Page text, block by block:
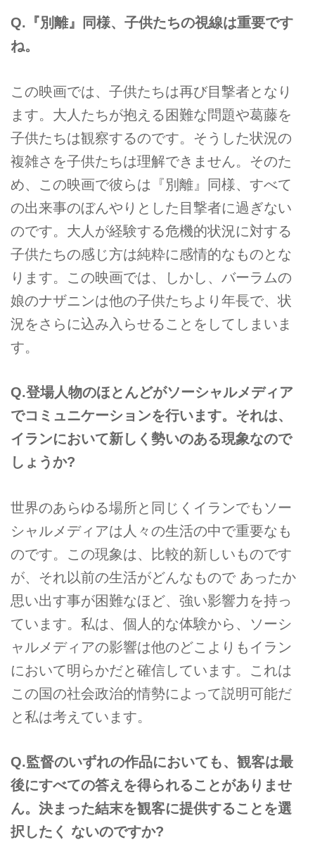
Q.『別離』同様、子供たちの視線は重要です
ね。
この映画では、子供たちは再び目撃者となり
ます。大人たちが抱える困難な問題や葛藤を
子供たちは観察するのです。そうした状況の
複雑さを子供たちは理解できません。そのた
め、この映画で彼らは『別離』同様、すべて
の出来事のぼんやりとした目撃者に過ぎない
のです。大人が経験する危機的状況に対する
子供たちの感じ方は純粋に感情的なものとな
ります。この映画では、しかし、バーラムの
娘のナザニンは他の子供たちより年長で、状
況をさらに込み入らせることをしてしまいま
す。
Q.登場人物のほとんどがソーシャルメディア
でコミュニケーションを行います。それは、
イランにおいて新しく勢いのある現象なので
しょうか?
世界のあらゆる場所と同じくイランでもソー
シャルメディアは人々の生活の中で重要なも
のです。この現象は、比較的新しいものです
が、それ以前の生活がどんなもので あったか
思い出す事が困難なほど、強い影響力を持っ
ています。私は、個人的な体験から、ソーシ
ャルメディアの影響は他のどこよりもイラン
において明らかだと確信しています。これは
この国の社会政治的情勢によって説明可能だ
と私は考えています。
Q.監督のいずれの作品においても、観客は最
後にすべての答えを得られることがありませ
ん。決まった結末を観客に提供することを選
択したく ないのですか?